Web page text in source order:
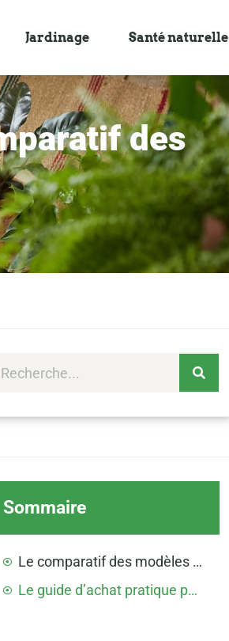
Jardinage Santé naturelle
des
Sommaire
Le comparatif des modèles solaires VELUX anti-chaleur pour choisir selon vos priorités
Le guide d’achat pratique pour acheter installer et entretenir un store extérieur VELUX solaire